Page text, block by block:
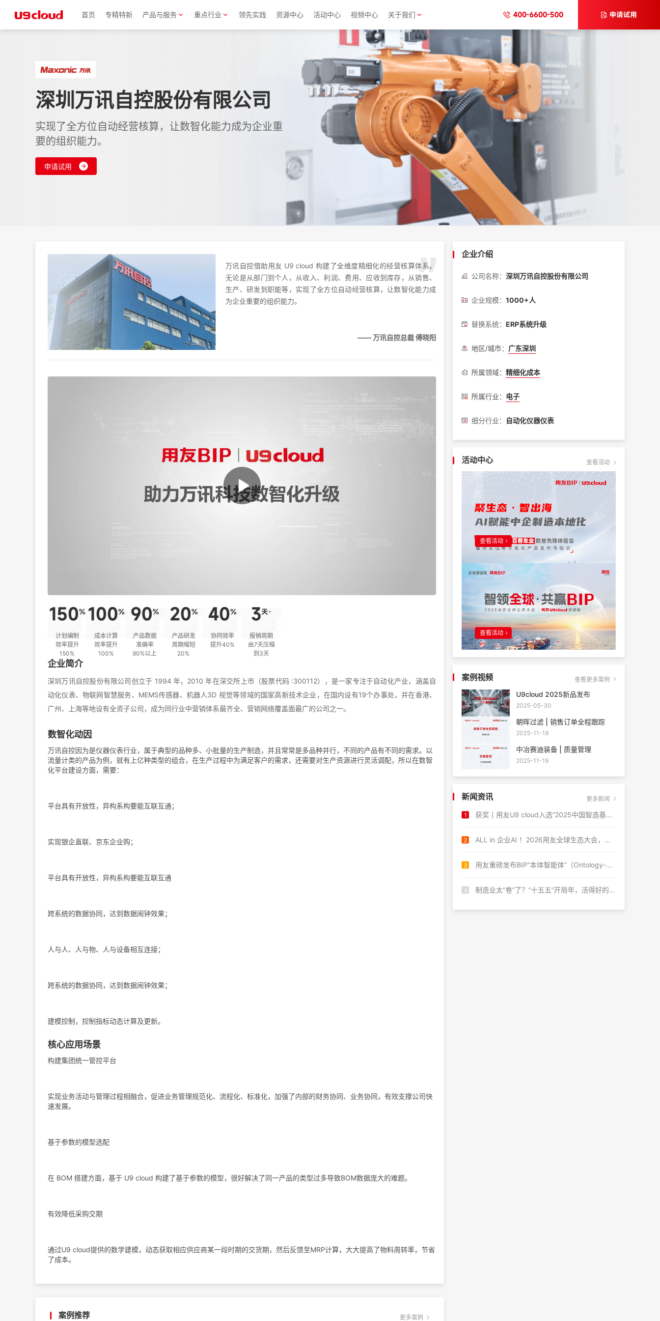
首页 专精特新 产品与服务 重点行业 领先实践 资源中心 活动中心 视频中心 关于我们 400-6600-500 申请试用
深圳万讯自控股份有限公司
实现了全方位自动经营核算，让数智化能力成为企业重
要的组织能力。
申请试用
万讯自控借助用友 U9 cloud 构建了全维度精细化的经营核算体系。
无论是从部门到个人，从收入、利润、费用、应收到库存，从销售、
生产、研发到职能等，实现了全方位自动经营核算，让数智化能力成
为企业重要的组织能力。
—— 万讯自控总裁 傅晓阳
150%
计划编制
效率提升
150%
100%
成本计算
效率提升
100%
90%
产品数据
准确率
90%以上
20%
产品研发
周期缩短
20%
40%
协同效率
提升40%
3天·
报销周期
由7天压缩
到3天
企业简介
深圳万讯自控股份有限公司创立于 1994 年，2010 年在深交所上市（股票代码 :300112），是一家专注于自动化产业，涵盖自
动化仪表、物联网智慧服务、MEMS传感器、机器人3D 视觉等领域的国家高新技术企业，在国内设有19个办事处，并在香港、
广州、上海等地设有全资子公司，成为同行业中营销体系最齐全、营销网络覆盖面最广的公司之一。
数智化动因
万讯自控因为是仪器仪表行业，属于典型的品种多、小批量的生产制造，并且常常是多品种并行，不同的产品有不同的需求。以
流量计类的产品为例，就有上亿种类型的组合，在生产过程中为满足客户的需求，还需要对生产资源进行灵活调配，所以在数智
化平台建设方面，需要：
平台具有开放性，异构系构要能互联互通；
实现银企直联、京东企业购；
平台具有开放性，异构系构要能互联互通
跨系统的数据协同，达到数据闹钟效果；
人与人、人与物、人与设备相互连接；
跨系统的数据协同，达到数据闹钟效果；
建模控制，控制指标动态计算及更新。
核心应用场景
构建集团统一管控平台
实现业务活动与管理过程相融合，促进业务管理规范化、流程化、标准化，加强了内部的财务协同、业务协同，有效支撑公司快
速发展。
基于参数的模型选配
在 BOM 搭建方面，基于 U9 cloud 构建了基于参数的模型，很好解决了同一产品的类型过多导致BOM数据庞大的难题。
有效降低采购交期
通过U9 cloud提供的数学建模，动态获取相应供应商某一段时期的交货期，然后反馈至MRP计算，大大提高了物料周转率，节省
了成本。
案例推荐 更多案例
企业介绍
公司名称： 深圳万讯自控股份有限公司
企业规模： 1000+人
替换系统： ERP系统升级
地区/城市： 广东深圳
所属领域： 精细化成本
所属行业： 电子
细分行业： 自动化仪器仪表
活动中心 查看活动
查看活动
查看活动
案例视频 查看更多案例
U9cloud 2025新品发布
2025-05-30
朝晖过滤 | 销售订单全程跟踪
2025-11-19
中冶赛迪装备 | 质量管理
2025-11-19
新闻资讯 更多新闻
1 获奖丨用友U9 cloud入选“2025中国智造基石名录”，AI驱动工业软件新未来
2 ALL in 企业AI ！2026用友全球生态大会，重磅启幕
3 用友重磅发布BIP“本体智能体”（Ontology-Driven Agent），引领企业AI迈向自主决策时代！
4 制造业太“卷”了？“十五五”开局年，活得好的企业都在做这四件事！